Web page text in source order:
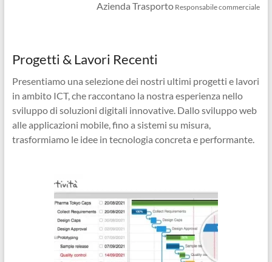
Azienda Trasporto Responsabile commerciale
Progetti & Lavori Recenti
Presentiamo una selezione dei nostri ultimi progetti e lavori
in ambito ICT, che raccontano la nostra esperienza nello
sviluppo di soluzioni digitali innovative. Dallo sviluppo web
alle applicazioni mobile, fino a sistemi su misura,
trasformiamo le idee in tecnologia concreta e performante.